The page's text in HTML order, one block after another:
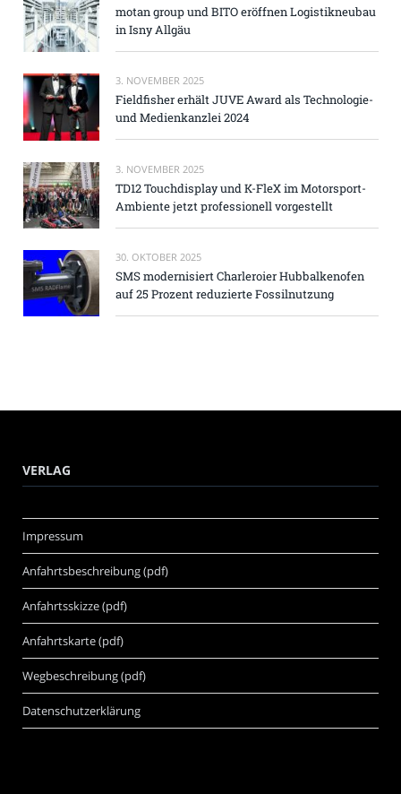
motan group und BITO eröffnen Logistikneubau
in Isny Allgäu
3. NOVEMBER 2025
Fieldfisher erhält JUVE Award als Technologie-
und Medienkanzlei 2024
3. NOVEMBER 2025
TD12 Touchdisplay und K-FleX im Motorsport-
Ambiente jetzt professionell vorgestellt
30. OKTOBER 2025
SMS modernisiert Charleroier Hubbalkenofen
auf 25 Prozent reduzierte Fossilnutzung
VERLAG
Impressum
Anfahrtsbeschreibung (pdf)
Anfahrtsskizze (pdf)
Anfahrtskarte (pdf)
Wegbeschreibung (pdf)
Datenschutzerklärung